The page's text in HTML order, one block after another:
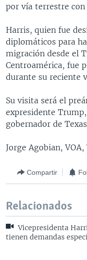
por vía terrestre con
Harris, quien fue
diplomáticos para
migración desde el
Centroamérica, fue
durante su reciente
Su visita será el
expresidente
gobernador de
Jorge Agobian,
Compartir
Relacionados
Vicepresidenta
tienen demandas